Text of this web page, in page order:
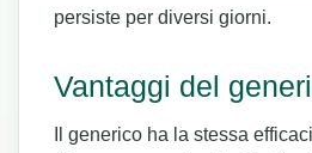
persiste per diversi giorni.
Vantaggi del
Il generico ha la stessa